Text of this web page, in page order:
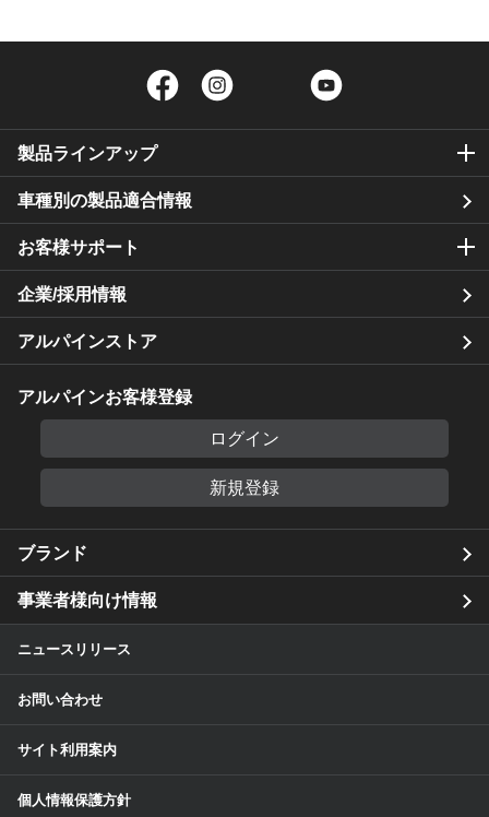
Facebook Twitter
製品ラインアップ
車種別の製品適合情報
お客様サポート
企業/採用情報
アルパインストア
アルパインお客様登録
ログイン
新規登録
ブランド
事業者様向け情報
ニュースリリース
お問い合わせ
サイト利用案内
個人情報保護方針